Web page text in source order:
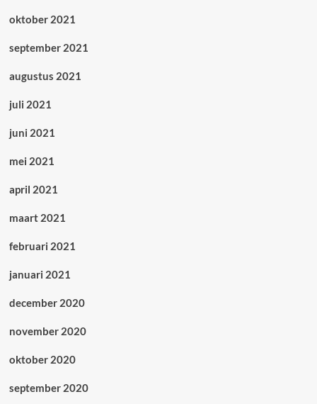
oktober 2021
september 2021
augustus 2021
juli 2021
juni 2021
mei 2021
april 2021
maart 2021
februari 2021
januari 2021
december 2020
november 2020
oktober 2020
september 2020